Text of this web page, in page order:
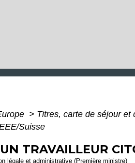
> Titres, carte de séjour et
Suisse
TRAVAILLEUR
légale et administrative (Première ministre)